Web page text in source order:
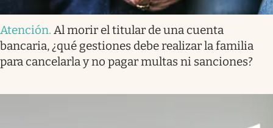
Atención. Al morir el titular de una cuenta
bancaria, ¿qué gestiones debe realizar la familia
para cancelarla y no pagar multas ni sanciones?